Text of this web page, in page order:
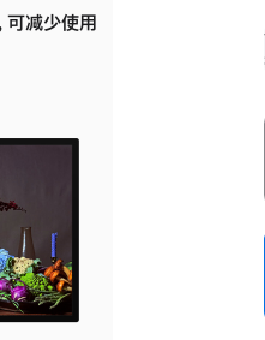
可减少使用
有高亮光源的